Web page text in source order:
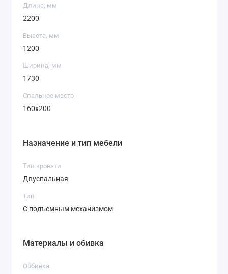
Длина, мм
2200
Высота, мм
1200
Ширина, мм
1730
Спальное место
160х200
Назначение и тип мебели
Тип кровати
Двуспальная
Тип
С подъемным механизмом
Материалы и обивка
Оббивка